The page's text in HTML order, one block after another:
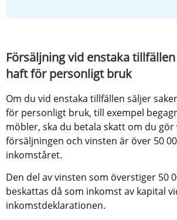
Försäljning vid enstaka
haft för personligt bruk
Om du vid enstaka tillfällen säljer
för personligt bruk, till exempel
möbler, ska du betala skatt om du gör
försäljningen och vinsten är över 50
inkomståret.
Den del av vinsten som överstiger 50
beskattas då som inkomst av kapital
inkomstdeklarationen.